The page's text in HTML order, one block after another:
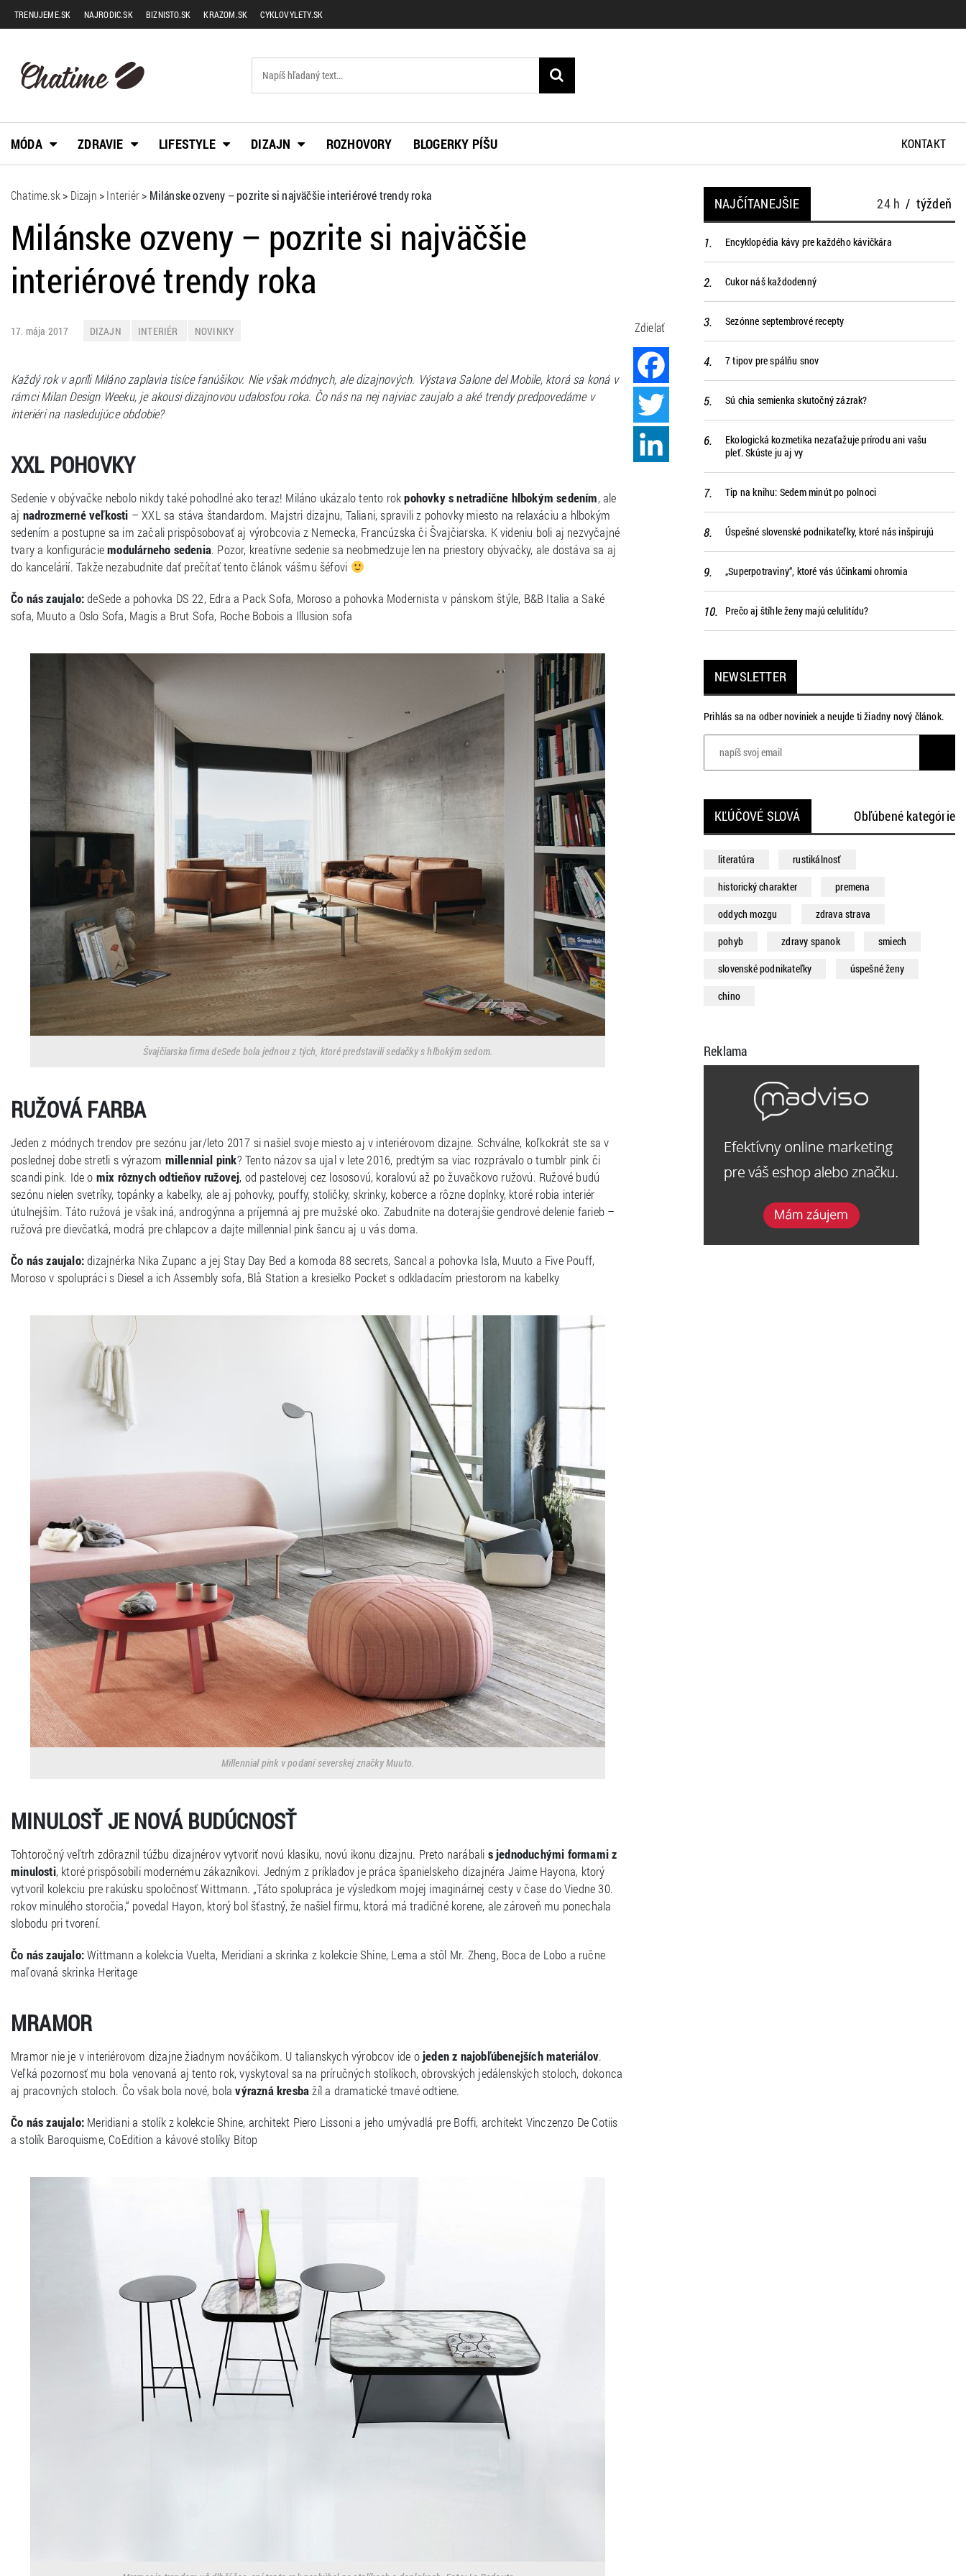
TRENUJEME.SK NAJRODIC.SK BIZNISTO.SK KRAZOM.SK CYKLOVYLETY.SK
MÓDA ZDRAVIE LIFESTYLE DIZAJN ROZHOVORY BLOGERKY PÍŠU KONTAKT
Chatime.sk> Dizajn>Interiér> Milánske ozveny – pozrite si najväčšie interiérové trendy roka
Milánske ozveny – pozrite si najväčšie
interiérové trendy roka
17. mája 2017 DIZAJN INTERIÉR NOVINKY
Každý rok v apríli Miláno zaplavia tisíce fanúšikov. Nie však módnych, ale dizajnových. Výstava Salone del Mobile, ktorá sa koná v
rámci Milan Design Weeku, je akousi dizajnovou udalosťou roka. Čo nás na nej najviac zaujalo a aké trendy predpovedáme v
interiéri na nasledujúce obdobie?
XXL POHOVKY
Sedenie v obývačke nebolo nikdy také pohodlné ako teraz! Miláno ukázalo tento rokpohovky s netradične hlbokým sedením, ale
aj nadrozmerné veľkosti – XXL sa stáva štandardom. Majstri dizajnu, Taliani, spravili z pohovky miesto na relaxáciu a hlbokým
sedením a postupne sa im začali prispôsobovať aj výrobcovia z Nemecka, Francúzska či Švajčiarska. K videniu boli aj nezvyčajné
tvary a konfiguráciemodulárneho sedenia. Pozor, kreatívne sedenie sa neobmedzuje len na priestory obývačky, ale dostáva sa aj
do kancelárií. Takže nezabudnite dať prečítať tento článok vášmu šéfovi
Čo nás zaujalo:deSede a pohovka DS 22, Edra a Pack Sofa, Moroso a pohovka Modernista v pánskom štýle, B&B Italia a Saké
sofa, Muuto a Oslo Sofa, Magis a Brut Sofa, Roche Bobois a Illusion sofa
Švajčiarska firma deSede bola jednou z tých, ktoré predstavili sedačky s hlbokým sedom.
RUŽOVÁ FARBA
Jeden z módnych trendov pre sezónu jar/leto 2017 si našiel svoje miesto aj v interiérovom dizajne. Schválne, koľkokrát ste sa v
poslednej dobe stretli s výrazom millennial pink? Tento názov sa ujal v lete 2016, predtým sa viac rozprávalo o tumblr pink či
scandi pink. Ide o mix rôznych odtieňov ružovej, od pastelovej cez lososovú, koralovú až po žuvačkovo ružovú. Ružové budú
sezónu nielen svetríky, topánky a kabelky, ale aj pohovky, pouffy, stoličky, skrinky, koberce a rôzne doplnky, ktoré robia interiér
útulnejším. Táto ružová je však iná, androgýnna a príjemná aj pre mužské oko. Zabudnite na doterajšie gendrové delenie farieb –
ružová pre dievčatká, modrá pre chlapcov a dajte millennial pink šancu aj u vás doma.
Čo nás zaujalo:dizajnérka Nika Zupanc a jej Stay Day Bed a komoda 88 secrets, Sancal a pohovka Isla, Muuto a Five Pouff,
Moroso v spolupráci s Diesel a ich Assembly sofa, Blå Station a kresielko Pocket s odkladacím priestorom na kabelky
Millennial pink v podaní severskej značky Muuto.
MINULOSŤ JE NOVÁ BUDÚCNOSŤ
Tohtoročný veľtrh zdôraznil túžbu dizajnérov vytvoriť novú klasiku, novú ikonu dizajnu. Preto narábali s jednoduchými formami z
minulosti, ktoré prispôsobili modernému zákazníkovi. Jedným z príkladov je práca španielskeho dizajnéra Jaime Hayona, ktorý
vytvoril kolekciu pre rakúsku spoločnosť Wittmann. „Táto spolupráca je výsledkom mojej imaginárnej cesty v čase do Viedne 30.
rokov minulého storočia,“ povedal Hayon, ktorý bol šťastný, že našiel firmu, ktorá má tradičné korene, ale zároveň mu ponechala
slobodu pri tvorení.
Čo nás zaujalo:Wittmann a kolekcia Vuelta, Meridiani a skrinka z kolekcie Shine, Lema a stôl Mr. Zheng, Boca de Lobo a ručne
maľovaná skrinka Heritage
MRAMOR
Mramor nie je v interiérovom dizajne žiadnym nováčikom. U talianskych výrobcov ide ojeden z najobľúbenejších materiálov.
Veľká pozornosť mu bola venovaná aj tento rok, vyskytoval sa na príručných stolíkoch, obrovských jedálenských stoloch, dokonca
aj pracovných stoloch. Čo však bola nové, bola výrazná kresbažíl a dramatické tmavé odtiene.
Čo nás zaujalo: Meridiani a stolík z kolekcie Shine, architekt Piero Lissoni a jeho umývadlá pre Boffi, architekt Vinczenzo De Cotiis
a stolík Baroquisme, CoEdition a kávové stolíky Bitop
Zdielať
Facebook
LinkedIn
NAJČÍTANEJŠIE 24 h / týždeň
Encyklopédia kávy pre každého kávičkára
Cukor náš každodenný
Sezónne septembrové recepty
7 tipov pre spálňu snov
Sú chia semienka skutočný zázrak?
Ekologická kozmetika nezaťažuje prírodu ani vašu
pleť. Skúste ju aj vy
Tip na knihu: Sedem minút po polnoci
Úspešné slovenské podnikateľky, ktoré nás inšpirujú
„Superpotraviny“, ktoré vás účinkami ohromia
Prečo aj štíhle ženy majú celulitídu?
NEWSLETTER
Prihlás sa na odber noviniek a neujde ti žiadny nový článok.
KĽÚČOVÉ SLOVÁ Obľúbené kategórie
literatúra
rustikálnosť
historický charakter
premena
oddych mozgu
zdrava strava
pohyb
zdravy spanok
smiech
slovenské podnikateľky
úspešné ženy
chino
Reklama